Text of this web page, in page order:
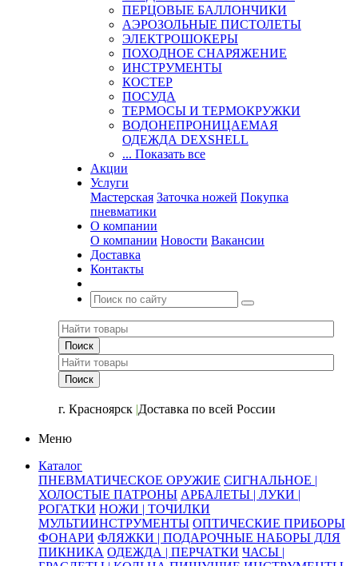
ПЕРЦОВЫЕ БАЛЛОНЧИКИ
АЭРОЗОЛЬНЫЕ ПИСТОЛЕТЫ
ЭЛЕКТРОШОКЕРЫ
ПОХОДНОЕ СНАРЯЖЕНИЕ
ИНСТРУМЕНТЫ
КОСТЕР
ПОСУДА
ТЕРМОСЫ И ТЕРМОКРУЖКИ
ВОДОНЕПРОНИЦАЕМАЯ
ОДЕЖДА DEXSHELL
... Показать все
Акции
Услуги
Мастерская Заточка ножей Покупка
пневматики
О компании
О компании Новости Вакансии
Доставка
Контакты
г. Красноярск |Доставка по всей России
Меню
Каталог
ПНЕВМАТИЧЕСКОЕ ОРУЖИЕ СИГНАЛЬНОЕ |
ХОЛОСТЫЕ ПАТРОНЫ АРБАЛЕТЫ | ЛУКИ |
РОГАТКИ НОЖИ | ТОЧИЛКИ
МУЛЬТИИНСТРУМЕНТЫ ОПТИЧЕСКИЕ ПРИБОРЫ
ФОНАРИ ФЛЯЖКИ | ПОДАРОЧНЫЕ НАБОРЫ ДЛЯ
ПИКНИКА ОДЕЖДА | ПЕРЧАТКИ ЧАСЫ |